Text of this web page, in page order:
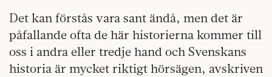
Det kan förstås vara sant ändå, men det är
påfallande ofta de här historierna kommer till
oss i andra eller tredje hand och Svenskans
historia är mycket riktigt hörsägen, avskriven